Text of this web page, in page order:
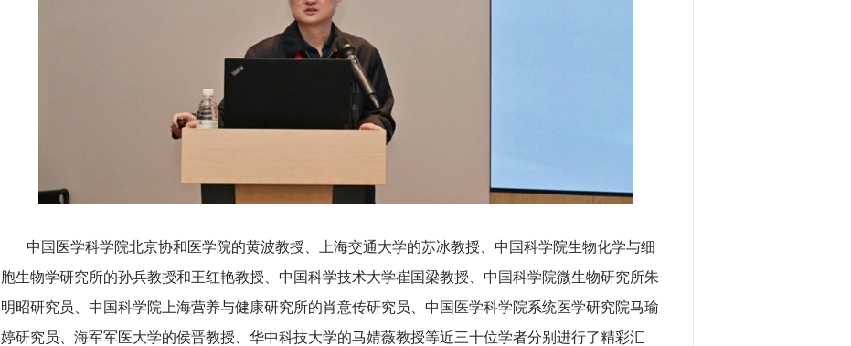
中国医学科学院北京协和医学院的黄波教授、上海交通大学的苏冰教授、中国科学院生物化学与细
胞生物学研究所的孙兵教授和王红艳教授、中国科学技术大学崔国梁教授、中国科学院微生物研究所朱
明昭研究员、中国科学院上海营养与健康研究所的肖意传研究员、中国医学科学院系统医学研究院马瑜
婷研究员、海军军医大学的侯晋教授、华中科技大学的马婧薇教授等近三十位学者分别进行了精彩汇